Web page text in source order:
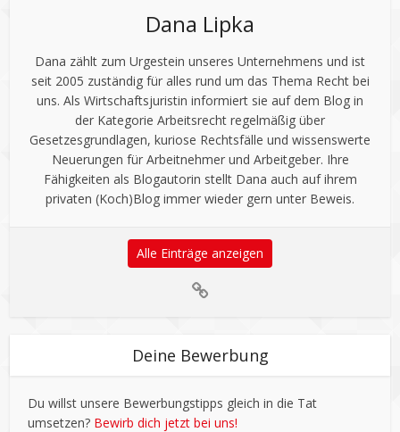
Dana Lipka
Dana zählt zum Urgestein unseres Unternehmens und ist
seit 2005 zuständig für alles rund um das Thema Recht bei
uns. Als Wirtschaftsjuristin informiert sie auf dem Blog in
der Kategorie Arbeitsrecht regelmäßig über
Gesetzesgrundlagen, kuriose Rechtsfälle und wissenswerte
Neuerungen für Arbeitnehmer und Arbeitgeber. Ihre
Fähigkeiten als Blogautorin stellt Dana auch auf ihrem
privaten (Koch)Blog immer wieder gern unter Beweis.
Alle Einträge anzeigen
Deine Bewerbung
Du willst unsere Bewerbungstipps gleich in die Tat
umsetzen? Bewirb dich jetzt bei uns!